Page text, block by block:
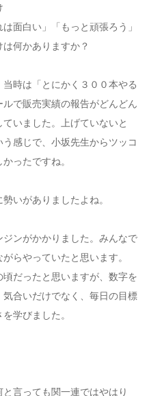
面白い」「もっと頑張ろう」
何かありますか？
時は「とにかく３００本やる
で販売実績の報告がどんどん
いました。上げていないと
う感じで、小坂先生からツッコ
ったですね。
いがありましたよね。
ンがかかりました。みんなで
らやっていたと思います。
だったと思いますが、数字を
合いだけでなく、毎日の目標
学びました。
言っても関一連ではやはり